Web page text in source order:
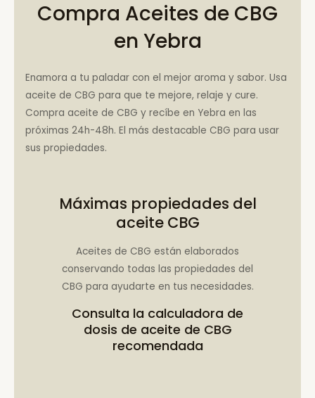
Compra Aceites de CBG
en Yebra
Enamora a tu paladar con el mejor aroma y sabor. Usa
aceite de CBG para que te mejore, relaje y cure.
Compra aceite de CBG y recíbe en Yebra en las
próximas 24h-48h. El más destacable CBG para usar
sus propiedades.
Máximas propiedades del
aceite CBG
Aceites de CBG están elaborados
conservando todas las propiedades del
CBG para ayudarte en tus necesidades.
Consulta la calculadora de
dosis de aceite de CBG
recomendada